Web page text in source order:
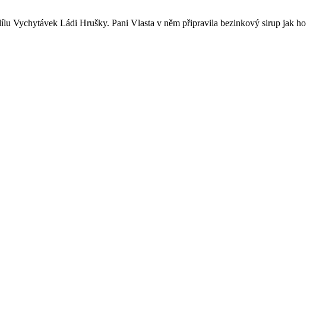
Vychytávek Ládi Hrušky. Pani Vlasta v něm připravila bezinkový sirup jak ho